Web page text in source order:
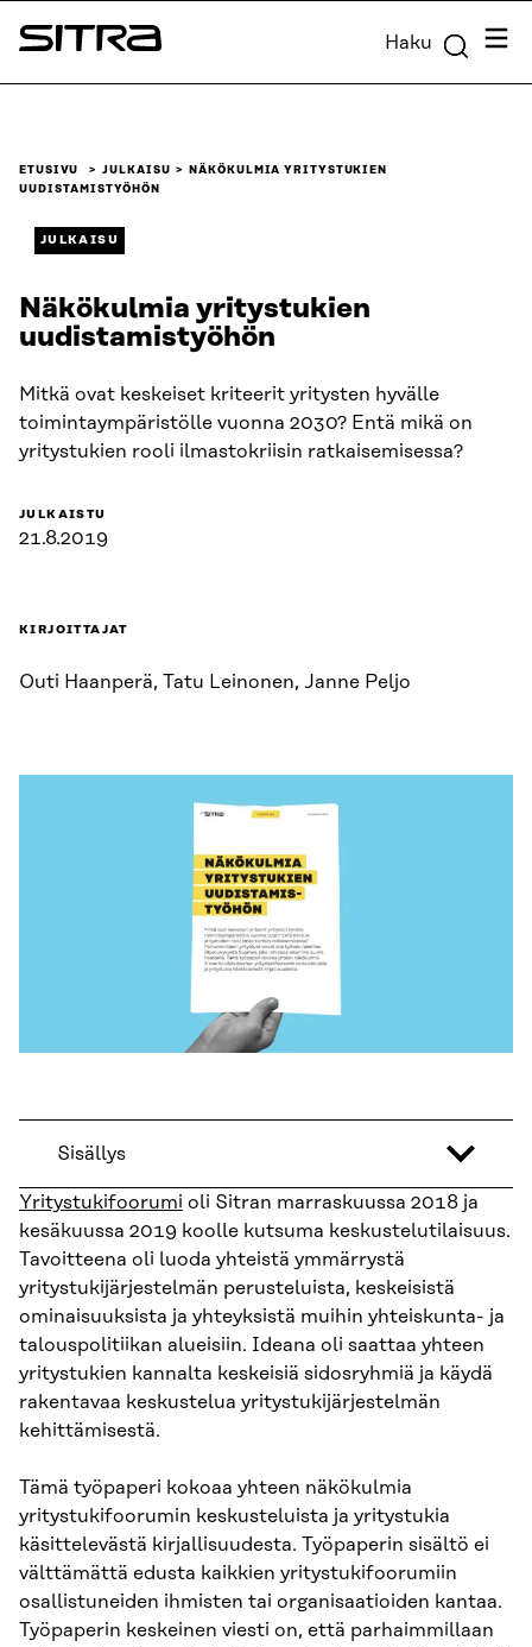
Siirry
suoraan
Sitra Haku
ETUSIVU JULKAISU
NÄKÖKULMIA YRITYSTUKIEN
UUDISTAMISTYÖHÖN
JULKAISU
Näkökulmia yritystukien
uudistamistyöhön
Mitkä ovat keskeiset kriteerit yritysten hyvälle
toimintaympäristölle vuonna 2030? Entä mikä on
yritystukien rooli ilmastokriisin ratkaisemisessa?
JULKAISTU
21.8.2019
KIRJOITTAJAT
Outi Haanperä, Tatu Leinonen, Janne Peljo
Sisällys
Yritystukifoorumi oli Sitran marraskuussa 2018 ja
kesäkuussa 2019 koolle kutsuma keskustelutilaisuus.
Tavoitteena oli luoda yhteistä ymmärrystä
yritystukijärjestelmän perusteluista, keskeisistä
ominaisuuksista ja yhteyksistä muihin yhteiskunta- ja
talouspolitiikan alueisiin. Ideana oli saattaa yhteen
yritystukien kannalta keskeisiä sidosryhmiä ja käydä
rakentavaa keskustelua yritystukijärjestelmän
kehittämisestä.
Tämä työpaperi kokoaa yhteen näkökulmia
yritystukifoorumin keskusteluista ja yritystukia
käsittelevästä kirjallisuudesta. Työpaperin sisältö ei
välttämättä edusta kaikkien yritystukifoorumiin
osallistuneiden ihmisten tai organisaatioiden kantaa.
Työpaperin keskeinen viesti on, että parhaimmillaan